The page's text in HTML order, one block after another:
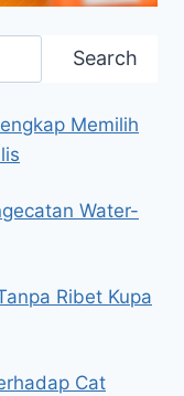
Search
Memilih
Water-
Ribet Kupa
Cat